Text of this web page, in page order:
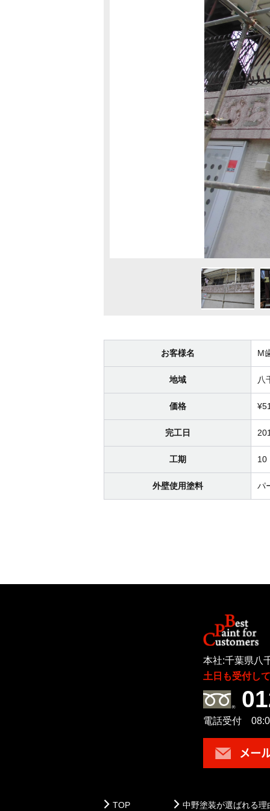
お客様名 M
地域 八
価格
完工日
工期 10
外壁使用塗料 パ
本社:千葉県八
土日も受付し
電話受付
メー
TOP 中野塗装が選ばれる理